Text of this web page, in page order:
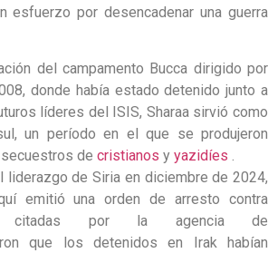
esfuerzo por desencadenar una guerra
del campamento Bucca dirigido por
donde había estado detenido junto a
líderes del ISIS, Sharaa sirvió como
un período en el que se produjeron
de cristianos y yazidíes .
liderazgo de Siria en diciembre de 2024,
emitió una orden de arresto contra
citadas por la agencia de
que los detenidos en Irak habían